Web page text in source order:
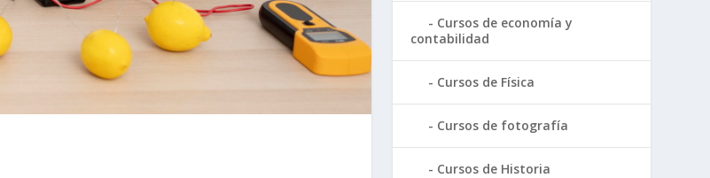
Cursos de economía y
contabilidad
Cursos de Física
Cursos de fotografía
Cursos de Historia